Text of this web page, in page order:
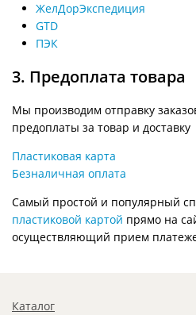
ЖелДорЭкспедиция
GTD
ПЭК
3. Предоплата товара
Мы производим отправку
предоплаты за товар и доставку
Пластиковая карта
Безналичная оплата
Самый простой и популярный
пластиковой картой прямо на
осуществляющий прием
Каталог